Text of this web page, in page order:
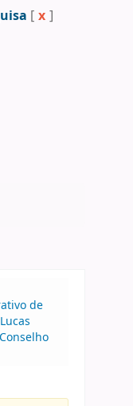
[ x ]
de